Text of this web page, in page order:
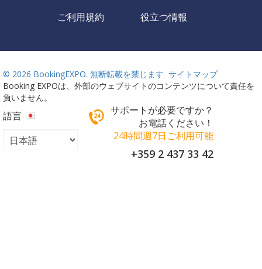
ご利用規約
役立つ情報
© 2026 BookingEXPO. 無断転載を禁じます サイトマップ
Booking EXPOは、外部のウェブサイトのコンテンツについて責任を
負いません。
語言
サポートが必要ですか？
お電話ください！
24時間週7日ご利用可能
+359 2 437 33 42